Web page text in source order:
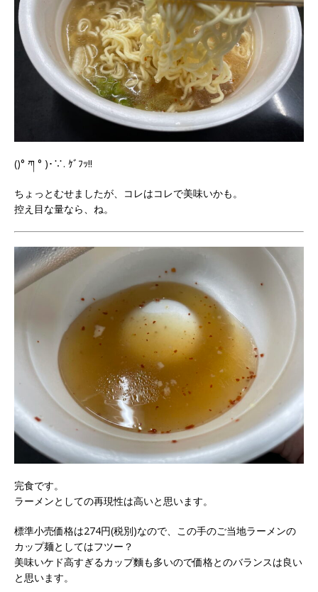
()° ཀ ° )･∵. ｹﾞﾌｯ!!
ちょっとむせましたが、コレはコレで美味いかも。
控え目な量なら、ね。
完食です。
ラーメンとしての再現性は高いと思います。
標準小売価格は274円(税別)なので、この手のご当地ラーメンの
カップ麺としてはフツー？
美味いケド高すぎるカップ麵も多いので価格とのバランスは良い
と思います。